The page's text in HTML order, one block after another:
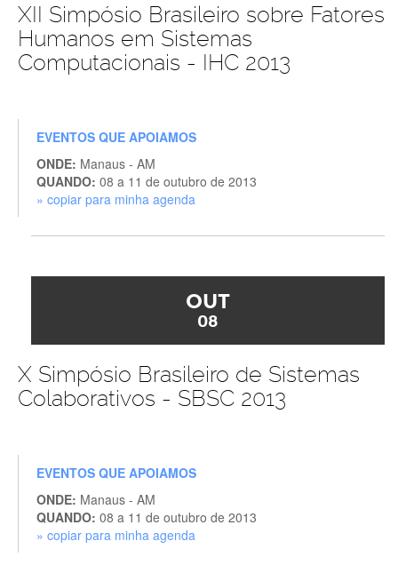
XII Simpósio Brasileiro sobre Fatores
Humanos em Sistemas
Computacionais - IHC 2013
EVENTOS QUE APOIAMOS
ONDE: Manaus - AM
QUANDO: 08 a 11 de outubro de 2013
» copiar para minha agenda
OUT
08
X Simpósio Brasileiro de Sistemas
Colaborativos - SBSC 2013
EVENTOS QUE APOIAMOS
ONDE: Manaus - AM
QUANDO: 08 a 11 de outubro de 2013
» copiar para minha agenda